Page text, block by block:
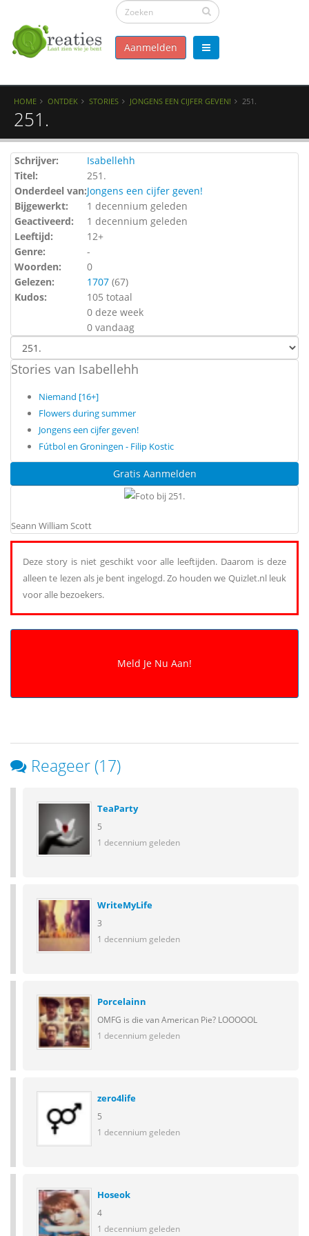
Aanmelden
HOME ONTDEK STORIES JONGENS EEN CIJFER GEVEN! 251.
251.
Schrijver:
Isabellehh
Titel:
251.
Onderdeel van:Jongens een cijfer geven!
Bijgewerkt:
1 decennium geleden
Geactiveerd:
1 decennium geleden
Leeftijd:
12+
Genre:
-
Woorden:
0
Gelezen:
1707 (67)
Kudos:
105 totaal
0 deze week
0 vandaag
Stories van Isabellehh
Niemand [16+]
Flowers during summer
Jongens een cijfer geven!
Fútbol en Groningen - Filip Kostic
Gratis Aanmelden
Seann William Scott
Deze story is niet geschikt voor alle leeftijden. Daarom is deze
alleen te lezen als je bent ingelogd. Zo houden we Quizlet.nl leuk
voor alle bezoekers.
Reageer (17)
TeaParty
5
1 decennium geleden
WriteMyLife
3
1 decennium geleden
Porcelainn
OMFG is die van American Pie? LOOOOOL
1 decennium geleden
zero4life
5
1 decennium geleden
Hoseok
4
1 decennium geleden